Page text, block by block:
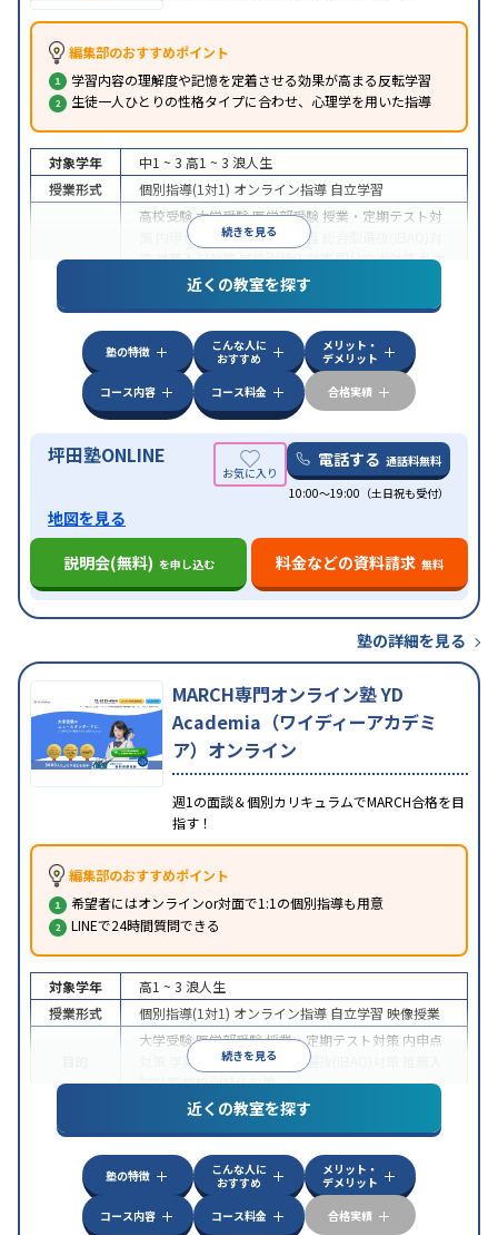
編集部のおすすめポイント
学習内容の理解度や記憶を定着させる効果が高まる反転学習
生徒一人ひとりの性格タイプに合わせ、心理学を用いた指導
続きを見る
対象学年 中1 ~ 3 高1 ~ 3 浪人生
授業形式
個別指導(1対1) オンライン指導 自立学習
高校受験大学受験医学部受験 授業・定期テスト対
内申点対策学習習慣の定着
策推薦入試対策学校別特化対策国公立大対策私大
共通テスト対策英検(英語検定)対策
その
特徴
中高一貫校生に対応授業の振替可能 不登校生に対
学習にPC・タブレットを利用オンライン対応
科目から受講可能季節講習のみの受講可発達障害
の子どもに対応
近くの教室を探す
塾の特徴
こんな人に
おすすめ
メリット・
デメリット
コース内容
コース料金 合格実績
坪田塾ONLINE 電話する 通話料無料
10:00～19:00（土日祝も受付）
地図を見る
説明会(無料) を申し込む 料金などの資料請求 無料
塾の詳細を見る
MARCH専門オンライン塾 YD
Academia（ワイディーアカデミ
ア）オンライン
週1の面談＆個別カリキュラムでMARCH合格を目
指す！
編集部のおすすめポイント
希望者にはオンラインor対面で1:1の個別指導も用意
LINEで24時間質問できる
続きを見る
対象学年 高1 ~ 3 浪人生
授業形式
個別指導(1対1) オンライン指導 自立学習 映像授業
大学受験医学部受験授業・定期テスト対策 内申点
学習習慣の定着 総合型選抜(旧AO)対策
試対策学校別特化対策
特徴
中高一貫校生に対応授業の振替可能
学習にPC・タブレットを利用オンライン対応1
科目から受講可能
近くの教室を探す
塾の特徴
こんな人に
おすすめ
メリット・
デメリット
コース内容
コース料金 合格実績